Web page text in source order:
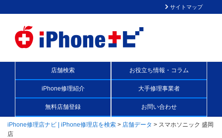
サイトマップ
店舗検索 お役立ち情報・コラム
iPhone修理紹介 大手修理事業者
無料店舗登録 お問い合わせ
iPhone修理店ナビ | iPhone修理店を検索 > 店舗データ > スマホソニック 盛岡
店